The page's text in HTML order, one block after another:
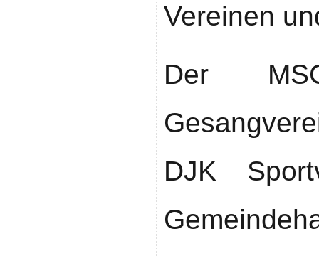
Vereinen
Der
DJK